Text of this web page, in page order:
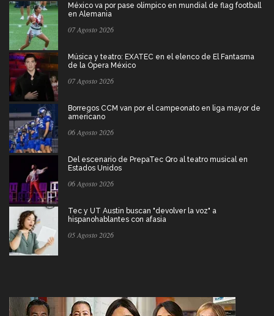
México va por pase olímpico en mundial de flag football
en Alemania
07 Agosto 2026
Música y teatro: EXATEC en el elenco de El Fantasma
de la Ópera México
07 Agosto 2026
Borregos CCM van por el campeonato en liga mayor de
americano
06 Agosto 2026
Del escenario de PrepaTec Qro al teatro musical en
Estados Unidos
06 Agosto 2026
Tec y UT Austin buscan "devolver la voz" a
hispanohablantes con afasia
05 Agosto 2026